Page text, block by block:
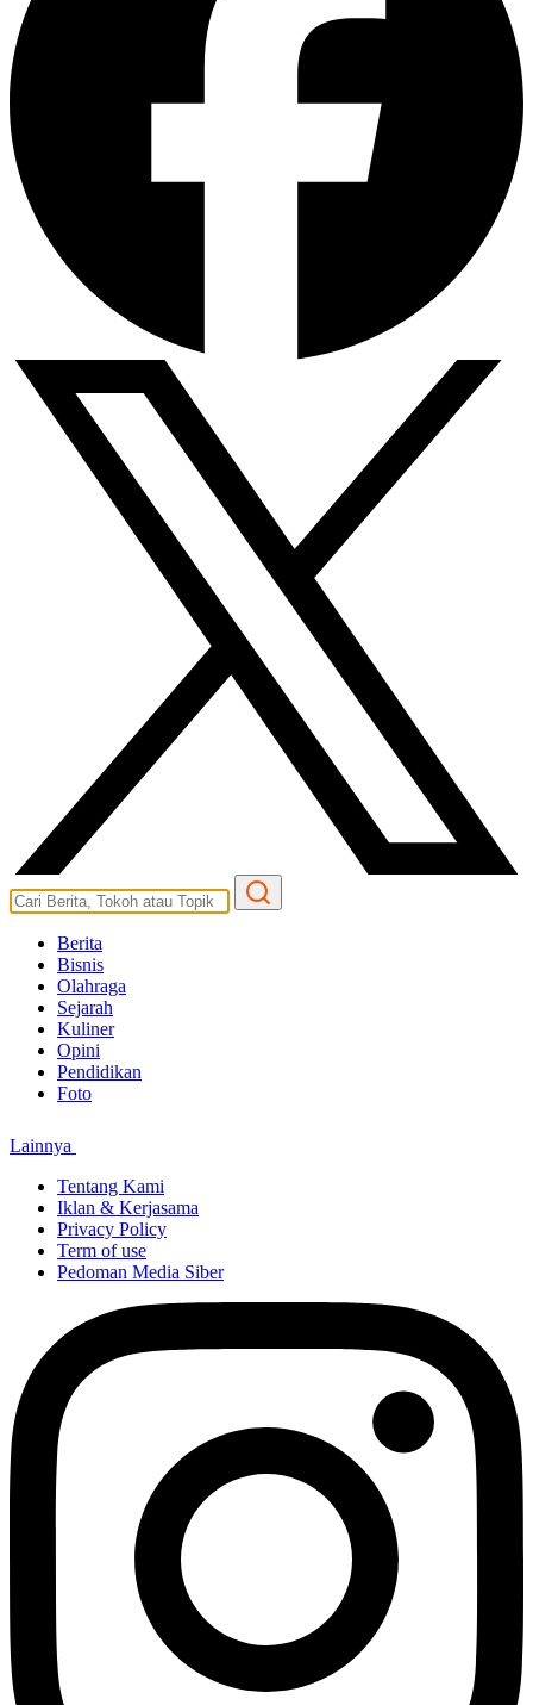
Berita
Bisnis
Olahraga
Sejarah
Kuliner
Opini
Pendidikan
Foto
Lainnya
Tentang Kami
Iklan & Kerjasama
Privacy Policy
Term of use
Pedoman Media Siber